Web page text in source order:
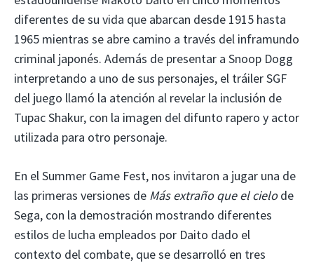
diferentes de su vida que abarcan desde 1915 hasta
1965 mientras se abre camino a través del inframundo
criminal japonés. Además de presentar a Snoop Dogg
interpretando a uno de sus personajes, el tráiler SGF
del juego llamó la atención al revelar la inclusión de
Tupac Shakur, con la imagen del difunto rapero y actor
utilizada para otro personaje.
En el Summer Game Fest, nos invitaron a jugar una de
las primeras versiones de Más extraño que el cielode
Sega, con la demostración mostrando diferentes
estilos de lucha empleados por Daito dado el
contexto del combate, que se desarrolló en tres